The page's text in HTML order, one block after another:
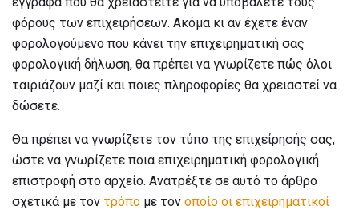
φόρους των επιχειρήσεων. Ακόμα κι αν έχετε έναν
φορολογούμενο που κάνει την επιχειρηματική σας
φορολογική δήλωση, θα πρέπει να γνωρίζετε πώς όλοι
ταιριάζουν μαζί και ποιες πληροφορίες θα χρειαστεί να
δώσετε.
Θα πρέπει να γνωρίζετε τον τύπο της επιχείρησής σας,
ώστε να γνωρίζετε ποια επιχειρηματική φορολογική
επιστροφή στο αρχείο. Ανατρέξτε σε αυτό το άρθρο
σχετικά με τον τρόπο με τον οποίο οι επιχειρηματικοί